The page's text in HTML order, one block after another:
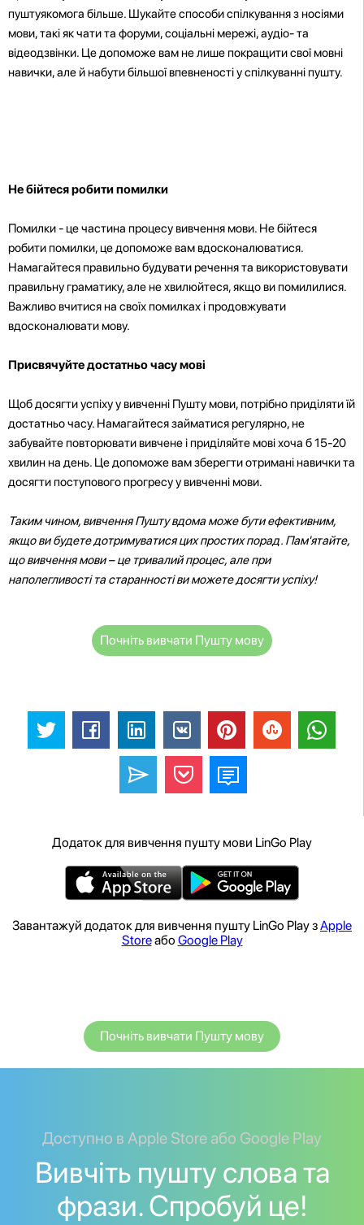
пуштуякомога більше. Шукайте способи спілкування з носіями
мови, такі як чати та форуми, соціальні мережі, аудіо- та
відеодзвінки. Це допоможе вам не лише покращити свої мовні
навички, але й набути більшої впевненості у спілкуванні пушту.
Не бійтеся робити помилки
Помилки - це частина процесу вивчення мови. Не бійтеся
робити помилки, це допоможе вам вдосконалюватися.
Намагайтеся правильно будувати речення та використовувати
правильну граматику, але не хвилюйтеся, якщо ви помилилися.
Важливо вчитися на своїх помилках і продовжувати
вдосконалювати мову.
Присвячуйте достатньо часу мові
Щоб досягти успіху у вивченні Пушту мови, потрібно приділяти їй
достатньо часу. Намагайтеся займатися регулярно, не
забувайте повторювати вивчене і приділяйте мові хоча б 15-20
хвилин на день. Це допоможе вам зберегти отримані навички та
досягти поступового прогресу у вивченні мови.
Таким чином, вивчення Пушту вдома може бути ефективним,
якщо ви будете дотримуватися цих простих порад. Пам'ятайте,
що вивчення мови – це тривалий процес, але при
наполегливості та старанності ви можете досягти успіху!
Почніть вивчати Пушту мову
Додаток для вивчення пушту мови LinGo Play
Завантажуй додаток для вивчення пушту LinGo Play зApple
Storeабо Google Play
Почніть вивчати Пушту мову
Доступно в Apple Store або Google Play
Вивчіть пушту слова та
фрази. Спробуй це!